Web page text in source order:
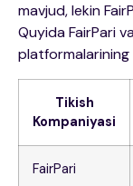
mavjud, lekin
Quyida FairPari
Tikish
Kompaniyasi
FairPari